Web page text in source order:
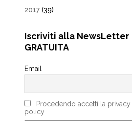
2017 (39)
Iscriviti alla NewsLetter
GRATUITA
Email
Procedendo accetti la privacy
policy